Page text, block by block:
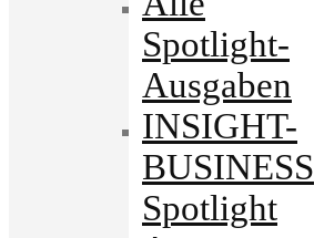
Spotlight-
Ausgaben
INSIGHT-
BUSINESS
Spotlight